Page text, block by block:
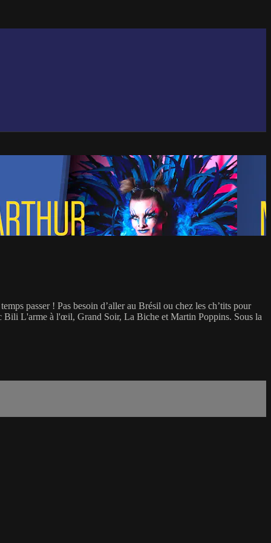
passer ! Pas besoin d’aller au Brésil ou chez les ch’tits pour
Bili L'arme à l'œil, Grand Soir, La Biche et Martin Poppins. Sous la